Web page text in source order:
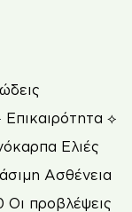
⟡
Ελιές
Ασθένεια
Οι προβλέψεις